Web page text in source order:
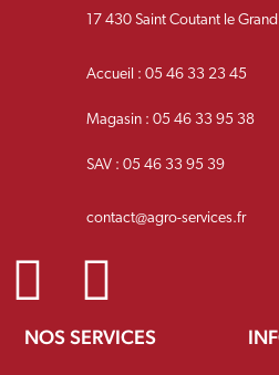
17 430 Saint Coutant le Grand
Accueil : 05 46 33 23 45
Magasin : 05 46 33 95 38
SAV : 05 46 33 95 39
contact@agro-services.fr
NOS SERVICES